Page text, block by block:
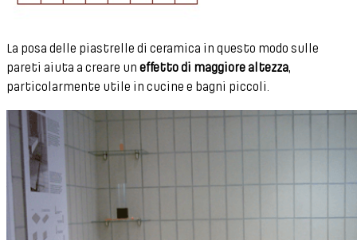
La posa delle piastrelle di ceramica in questo modo sulle
pareti aiuta a creare un effetto di maggiore altezza,
particolarmente utile in cucine e bagni piccoli.